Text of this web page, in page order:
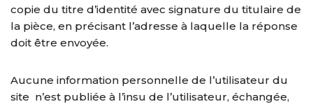
copie du titre d’identité avec signature du titulaire de
la pièce, en précisant l’adresse à laquelle la réponse
doit être envoyée.
Aucune information personnelle de l’utilisateur du
site n’est publiée à l’insu de l’utilisateur, échangée,